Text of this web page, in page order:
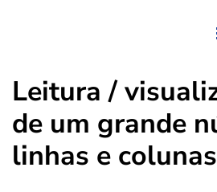
Leitura /
de um grande
linhas e